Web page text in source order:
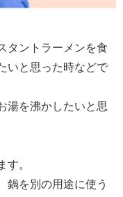
タントラーメンを食
いと思った時などで
湯を沸かしたいと思
す。
鍋を別の用途に使う